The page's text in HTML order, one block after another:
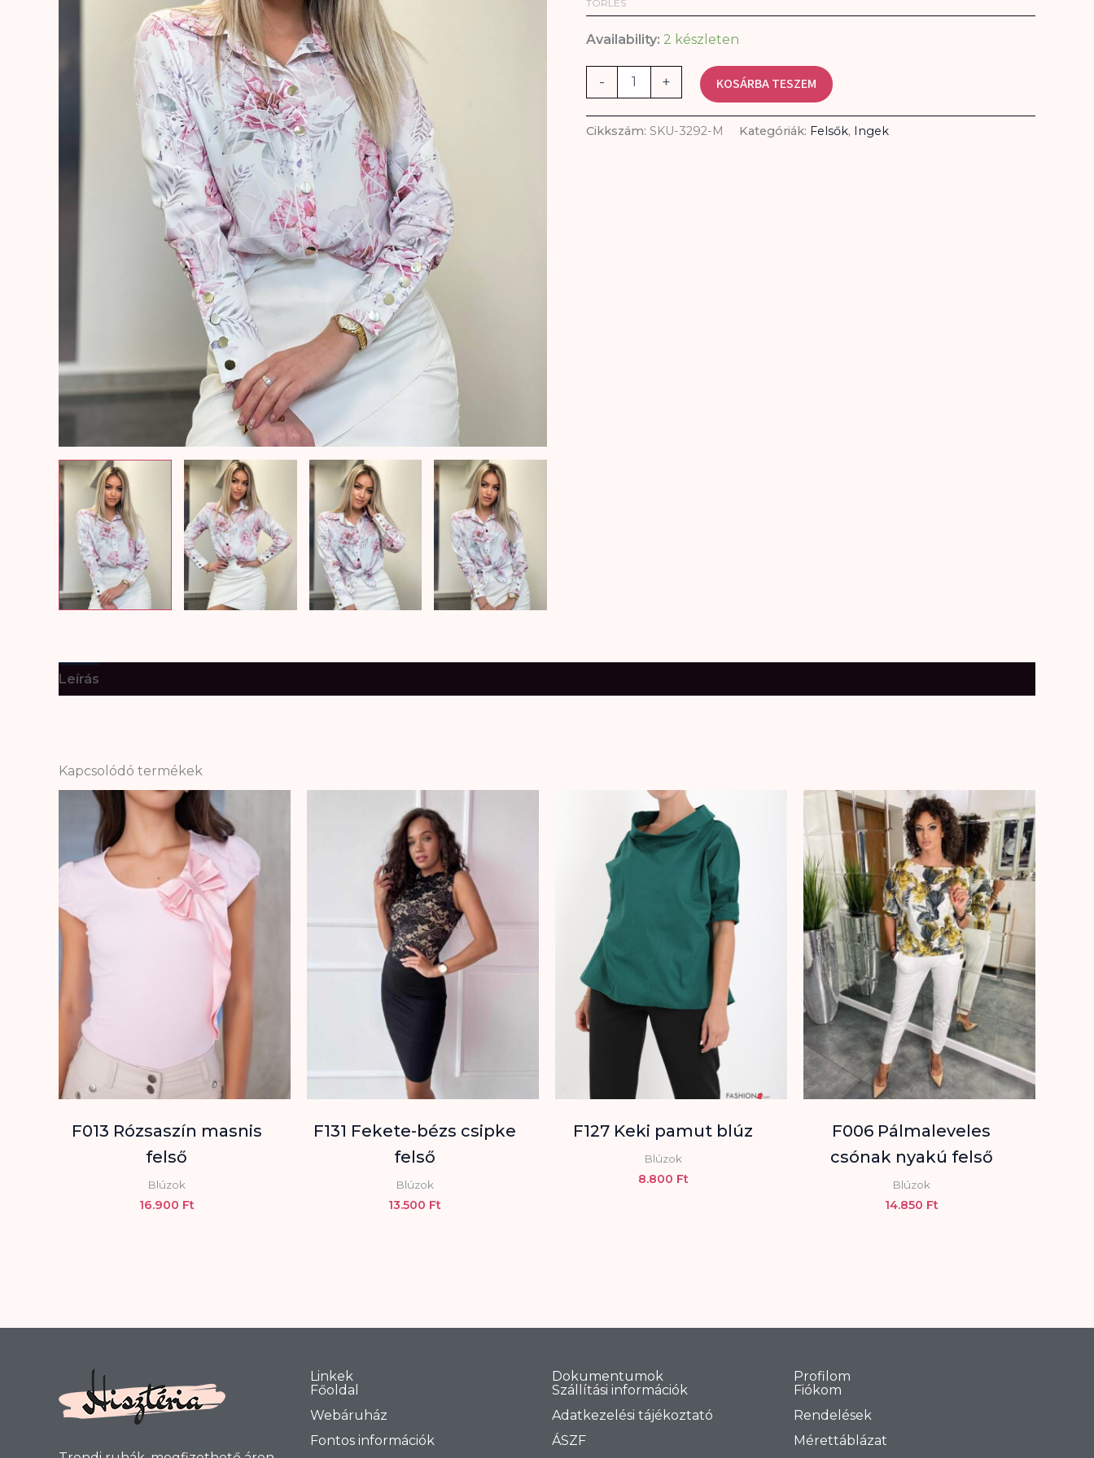
TÖRLÉS
Availability: 2 készleten
- + KOSÁRBA TESZEM
Cikkszám: SKU-3292-M Kategóriák: Felsők, Ingek
Leírás
Kapcsolódó termékek
F013 Rózsaszín masnis
felső
Blúzok
16.900 Ft
F131 Fekete-bézs csipke
felső
Blúzok
13.500 Ft
F127 Keki pamut blúz
Blúzok
8.800 Ft
F006 Pálmaleveles
csónak nyakú felső
Blúzok
14.850 Ft
Linkek
Főoldal
Webáruház
Fontos információk
Dokumentumok
Szállítási információk
Adatkezelési tájékoztató
ÁSZF
Profilom
Fiókom
Rendelések
Mérettáblázat